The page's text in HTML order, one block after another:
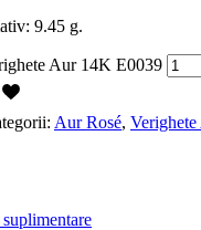
9.45 g.
Aur 14K E0039
Aur Rosé,